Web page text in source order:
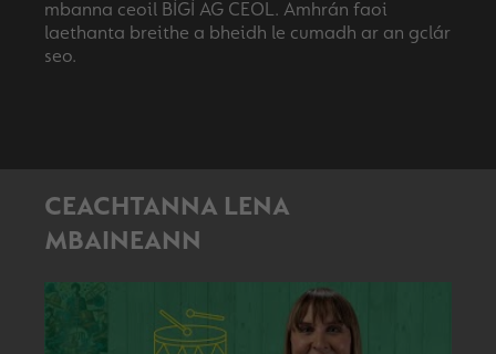
mbanna ceoil BÍGÍ AG CEOL. Amhrán faoi
laethanta breithe a bheidh le cumadh ar an gclár
CEACHTANNA LENA
MBAINEANN